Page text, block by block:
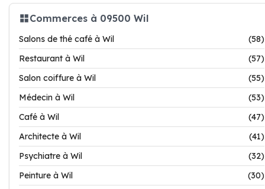
Commerces à 09500 Wil
Salons de thé café à Wil
(58)
Restaurant à Wil
(57)
Salon coiffure à Wil
(55)
Médecin à Wil
(53)
Café à Wil
(47)
Architecte à Wil
(41)
Psychiatre à Wil
(32)
Peinture à Wil
(30)